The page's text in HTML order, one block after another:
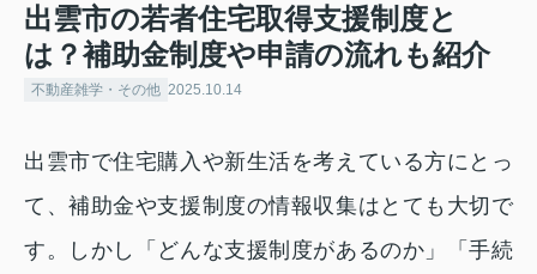
出雲市の若者住宅取得支援制度と
は？補助金制度や申請の流れも紹介
不動産雑学・その他 2025.10.14
出雲市で住宅購入や新生活を考えている方にとっ
て、補助金や支援制度の情報収集はとても大切で
す。しかし「どんな支援制度があるのか」「手続